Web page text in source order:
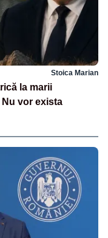
Stoica Marian
la marii
vor exista